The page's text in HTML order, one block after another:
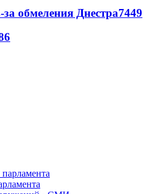
обмеления Днестра7449